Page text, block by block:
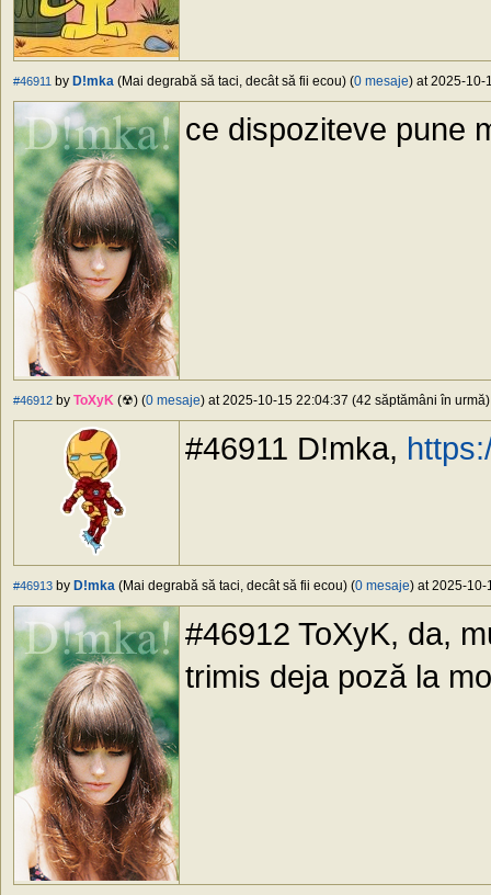
#46911 by D!mka (Mai degrabă să taci, decât să fii ecou) (0 mesaje) at 2025-10-
ce dispoziteve pune
#46912 by ToXyK (☢) (0 mesaje) at 2025-10-15 22:04:37 (42 săptămâni în urmă)
#46911 D!mka,
#46913 by D!mka (Mai degrabă să taci, decât să fii ecou) (0 mesaje) at 2025-10-
#46912 ToXyK, da,
trimis deja poză la